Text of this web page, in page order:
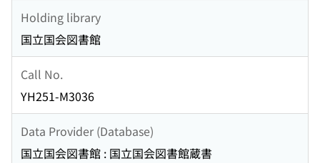
Holding library
国立国会図書館
Call No.
YH251-M3036
Data Provider (Database)
国立国会図書館 : 国立国会図書館蔵書